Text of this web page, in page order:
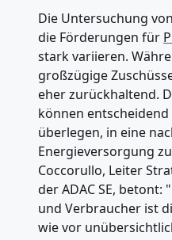
Die Untersuchung
die Förderungen für
stark variieren.
großzügige
eher zurückhaltend.
können entscheidend
überlegen, in eine
Energieversorgung
Coccorullo, Leiter
der ADAC SE,
und Verbraucher ist
wie vor